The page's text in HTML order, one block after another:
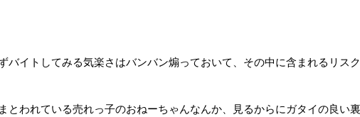
バイトしてみる気楽さはバンバン煽っておいて、その中に含まれるリスク
とわれている売れっ子のおねーちゃんなんか、見るからにガタイの良い